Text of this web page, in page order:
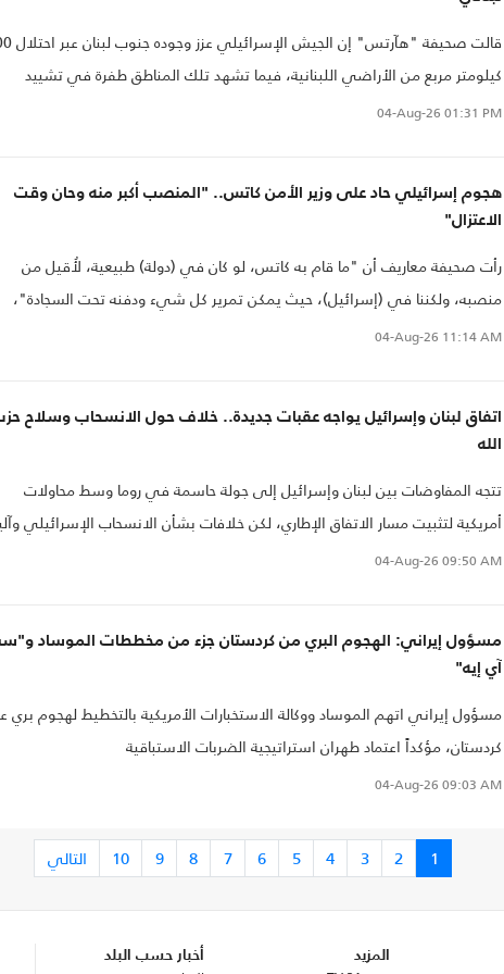
قالت صحيفة "هآرتس" إن
كيلومتر مربع من الأراضي اللبنانية، فيما تشهد تلك المناطق طفرة في تشييد
المباني، بما فيها قاعدة عسكرية.
04-Aug-26 01:31 PM
هجوم إسرائيلي حاد على وزير الأمن كاتس.. "المنصب أكبر منه وحان وقت
الاعتزال"
رأت صحيفة معاريف أن "ما قام به كاتس، لو كان في (دولة) طبيعية، لأُقيل من
منصبه، ولكننا في (إسرائيل)، حيث يمكن تمرير كل شيء ودفنه تحت السجادة"،
موضحة أن كاتس يتعامل بطريقة "فظة إلى حد كبير" مع الترقيات والتعيينات.
04-Aug-26 11:14 AM
اتفاق لبنان وإسرائيل يواجه عقبات جديدة.. خلاف حول الانسحاب وسلاح
الله
تتجه المفاوضات بين لبنان وإسرائيل إلى جولة حاسمة في روما وسط محاولات
أمريكية لتثبيت مسار الاتفاق الإطاري، لكن خلافات بشأن الانسحاب الإسرائيلي
التعامل مع سلاح حزب الله تهدد بإبطاء الانتقال إلى المراحل التالية
04-Aug-26 09:50 AM
مسؤول إيراني: الهجوم البري من كردستان جزء من مخططات الموساد
آي إيه"
مسؤول إيراني اتهم الموساد ووكالة الاستخبارات الأمريكية بالتخطيط لهجوم بري
كردستان، مؤكداً اعتماد طهران استراتيجية الضربات الاستباقية
04-Aug-26 09:03 AM
1
2
3
4
5
6
7
8
9
10 التالي
المزيد أخبار حسب البلد